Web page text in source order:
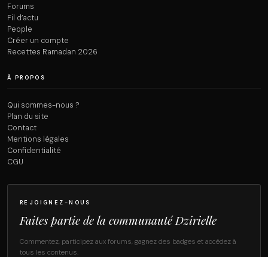
Forums
Fil d’actu
People
Créer un compte
Recettes Ramadan 2026
À PROPOS
Qui sommes-nous ?
Plan du site
Contact
Mentions légales
Confidentialité
CGU
REJOIGNEZ-NOUS
Faites partie de la communauté Dzirielle
Commentez, participez aux forums, gagnez des badges et accédez à
tous les contenus.